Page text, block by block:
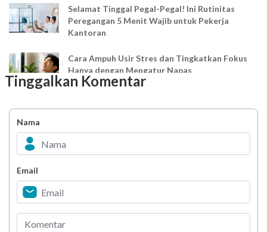
Selamat Tinggal Pegal-Pegal! Ini Rutinitas
Peregangan 5 Menit Wajib untuk Pekerja
Kantoran
Cara Ampuh Usir Stres dan Tingkatkan Fokus
Hanya dengan Mengatur Napas
Bahagia dalam Tubuh
Minuman Manis, Teman atau Ancaman?
Berani Selesaikan Challenge 6.000 Langkah?
Tinggalkan Komentar
Nama
Email